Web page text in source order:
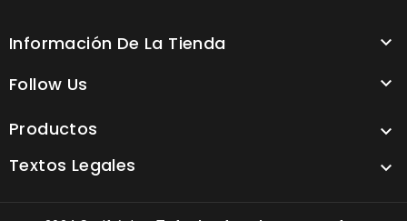
Información De La Tienda 
Follow Us 
Productos 
Textos Legales 